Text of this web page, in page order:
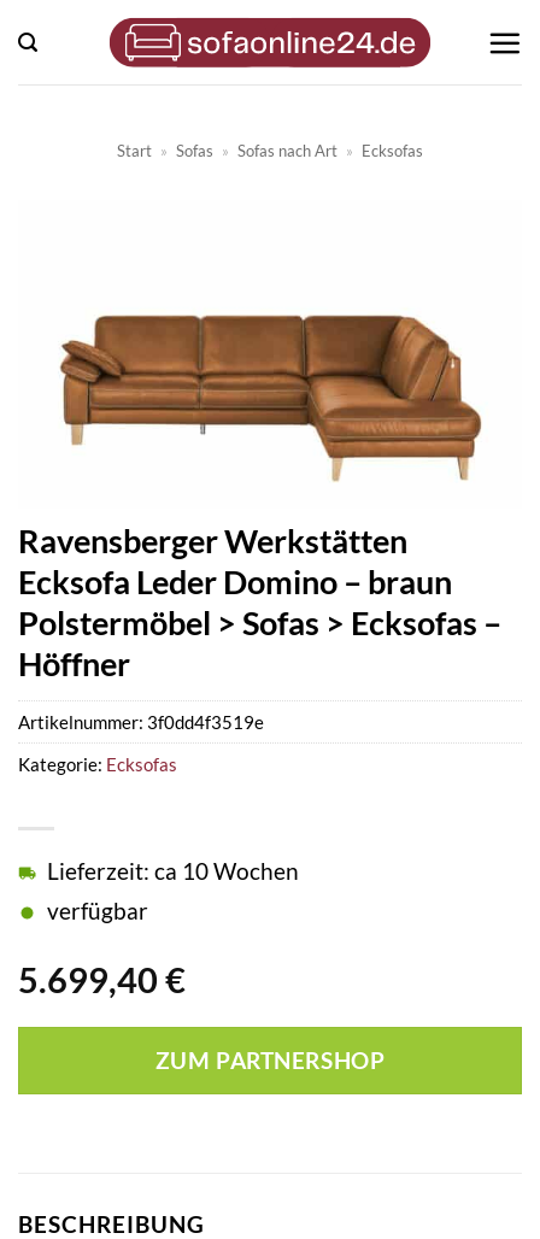
Inhalt
springen
Start » Sofas » Sofas nach Art » Ecksofas
Ravensberger Werkstätten
Ecksofa Leder Domino – braun
Polstermöbel > Sofas > Ecksofas –
Höffner
5.699,40 €
Lieferzeit: ca 10 Wochen
verfügbar
ZUM PARTNERSHOP
Artikelnummer: 3f0dd4f3519e
Kategorie: Ecksofas
BESCHREIBUNG